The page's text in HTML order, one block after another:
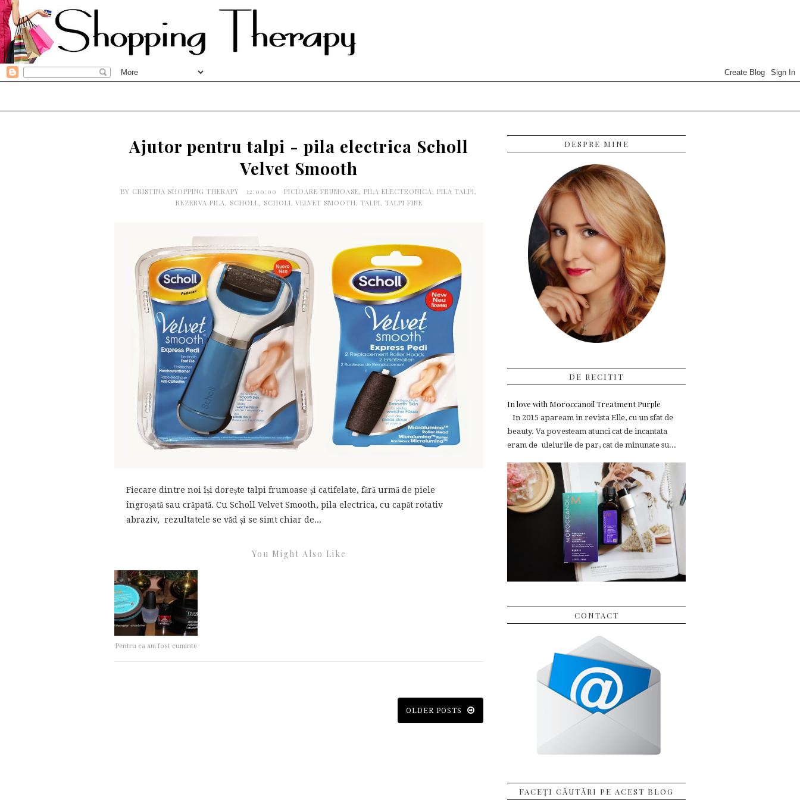
Ajutor pentru talpi - pila electrica Scholl
Velvet Smooth
BY CRISTINA SHOPPING THERAPY 12:00:00 PICIOARE FRUMOASE, PILA ELECTRONICA, PILA TALPI,
REZERVA PILA, SCHOLL, SCHOLL VELVET SMOOTH, TALPI, TALPI FINE
Fiecare dintre noi își dorește talpi frumoase și catifelate, fără urmă de piele
îngroșată sau crăpată. Cu Scholl Velvet Smooth, pila electrica, cu capăt rotativ
abraziv, rezultatele se văd și se simt chiar de...
You Might Also Like
Pentru ca am fost cuminte
OLDER POSTS
DESPRE MINE
DE RECITIT
In love with Moroccanoil Treatment Purple
In 2015 apaream in revista Elle, cu un sfat de
beauty. Va povesteam atunci cat de incantata
eram de uleiurile de par, cat de minunate su...
CONTACT
FACEȚI CĂUTĂRI PE ACEST BLOG